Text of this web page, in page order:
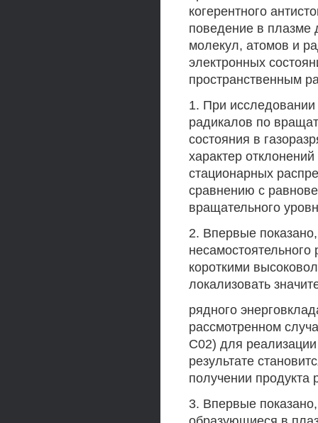
когерентного
поведение в плазме
молекул, атомов и
электронных
пространственным
1. При
радикалов по
состояния в
характер
стационарных
сравнению с
вращательного
2. Впервые
короткими
локализовать
рядного
рассмотренном
С02) для
результате
получении
3. Впервые